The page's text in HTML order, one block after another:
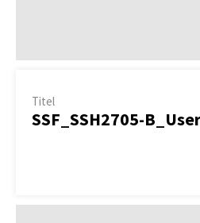
Titel
SSF_SSH2705-